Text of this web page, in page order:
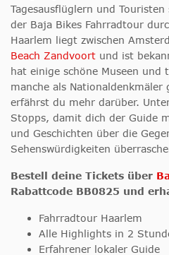
Tagesausflüglern und
der Baja Bikes Fahrradtour
Haarlem liegt zwischen
Beach Zandvoort und ist
hat einige schöne Museen und
manche als Nationaldenkmäler
erfährst du mehr darüber.
Stopps, damit dich der Guide
und Geschichten über die
Sehenswürdigkeiten
Bestell deine Tickets über
Rabattcode BB0825 und
Fahrradtour Haarlem
Alle Highlights in 2
Erfahrener lokaler Guide